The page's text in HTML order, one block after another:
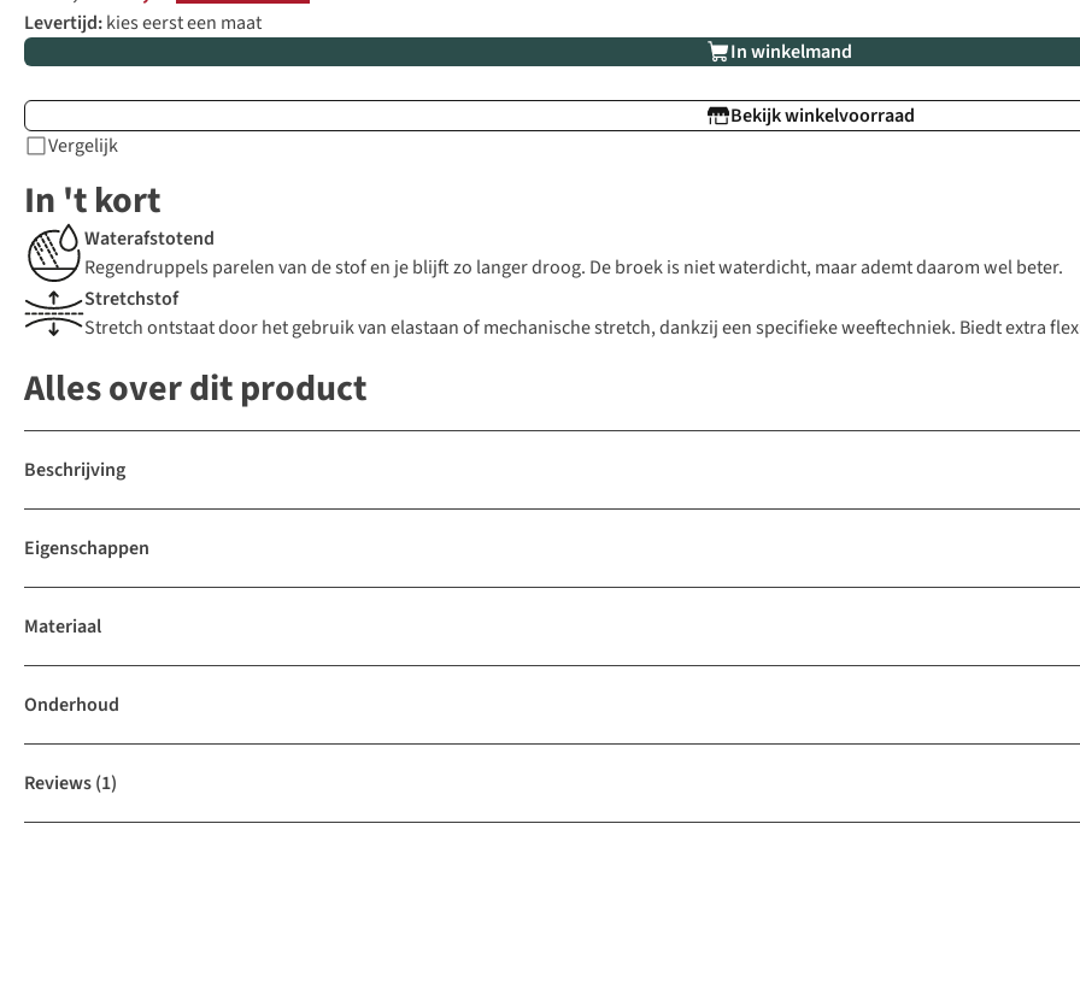
Levertijd:kies eerst een maat
In winkelmand
Bekijk winkelvoorraad
Vergelijk
In 't kort
Waterafstotend
Regendruppels parelen van de stof en je blijft zo langer droog. De broek is niet waterdicht, maar ademt daarom wel beter.
Stretchstof
Stretch ontstaat door het gebruik van elastaan of mechanische stretch, dankzij een specifieke weeftechniek. Biedt extra
Alles over dit product
Beschrijving
Eigenschappen
Materiaal
Onderhoud
Reviews(1)